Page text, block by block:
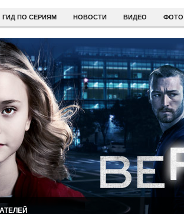
ГИД ПО СЕРИЯМ НОВОСТИ ВИДЕО ФОТО